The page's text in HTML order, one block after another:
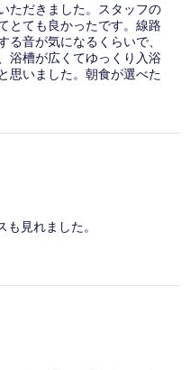
ただきました。スタッフの
とても良かったです。線路
音が気になるくらいで、
浴槽が広くてゆっくり入浴
思いました。朝食が選べた
見れました。